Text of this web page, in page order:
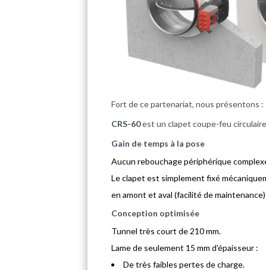
Fort de ce partenariat, nous présentons :
CRS-60est un clapet coupe-feu
Gain de temps à la pose
Aucun rebouchage périphérique
Le clapet est simplement fixé
en amont et aval (facilité de maintenance)
Conception optimisée
Tunnel très court de 210 mm.
Lame de seulement 15 mm d'épaisseur :
De très faibles pertes de charge.